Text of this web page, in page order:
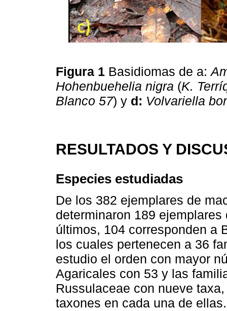
Figura 1 Basidiomas de a:
Hohenbuehelia nigra (K.
Blanco 57) y d: Volvariella
RESULTADOS Y
Especies estudiadas
De los 382 ejemplares de
determinaron 189
últimos, 104 corresponden a
los cuales pertenecen a 36
estudio el orden con mayor
Agaricales con 53 y las
Russulaceae con nueve
taxones en cada una de ellas.